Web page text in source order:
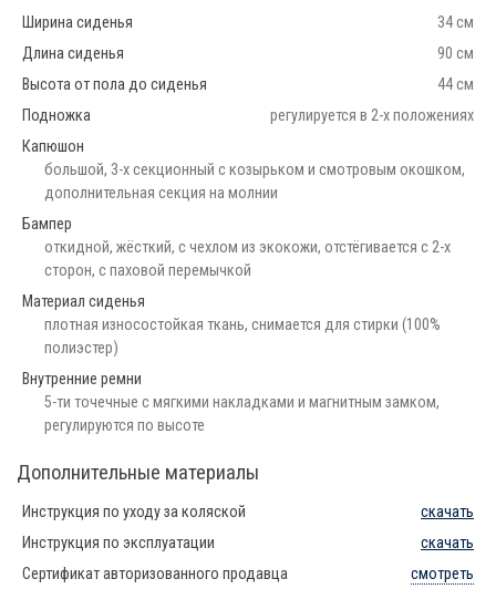
Ширина сиденья
34 см
Длина сиденья
90 см
Высота от пола до сиденья
44 см
Подножка
регулируется в 2-х положениях
Капюшон
большой, 3-х секционный с козырьком и смотровым окошком,
дополнительная секция на молнии
Бампер
откидной, жёсткий, с чехлом из экокожи, отстёгивается с 2-х
сторон, с паховой перемычкой
Материал сиденья
плотная износостойкая ткань, снимается для стирки (100%
полиэстер)
Внутренние ремни
5-ти точечные с мягкими накладками и магнитным замком,
регулируются по высоте
Дополнительные материалы
Инструкция по уходу за коляской
скачать
Инструкция по эксплуатации
скачать
Сертификат авторизованного продавца
смотреть